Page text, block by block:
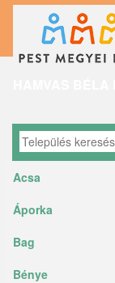
tartalomra
Acsa
Áporka
Bag
Bénye